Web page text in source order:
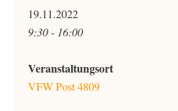
19.11.2022
9:30 - 16:00
Veranstaltungsort
VFW Post 4809